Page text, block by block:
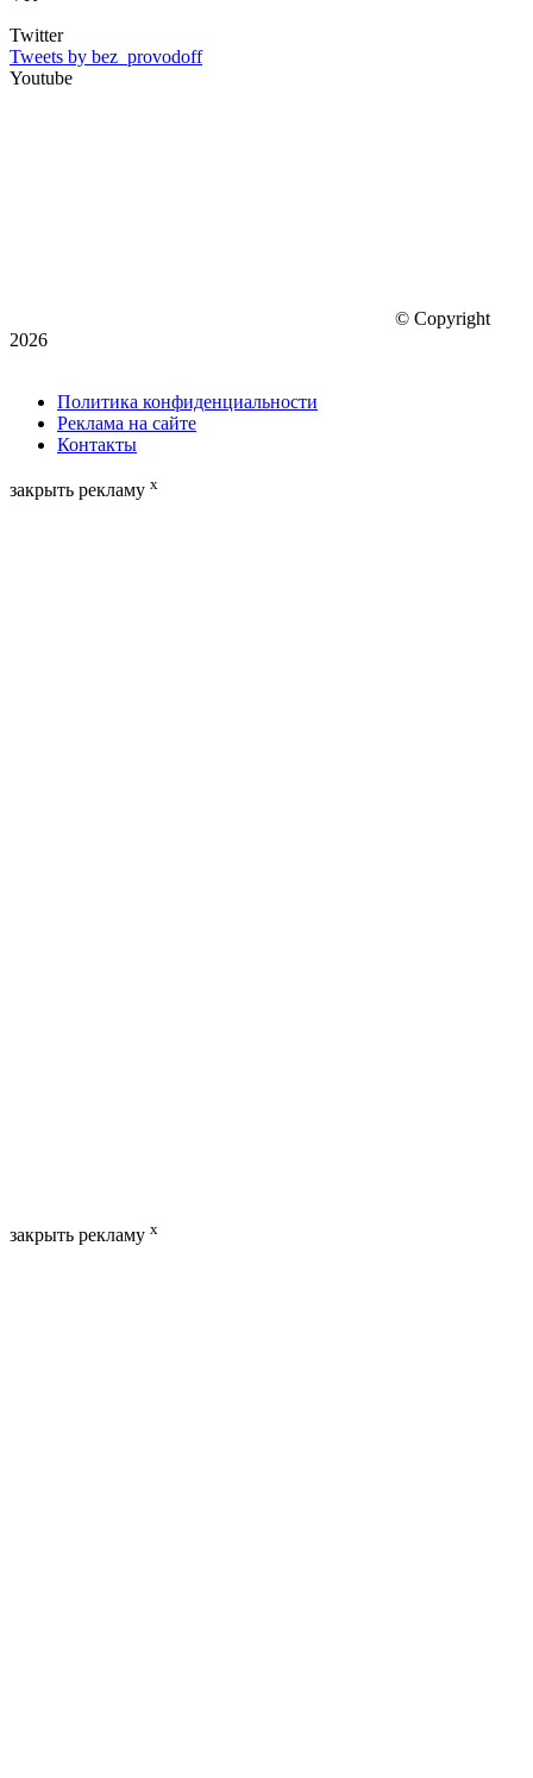
Twitter
Tweets by bez_provodoff
Youtube
© Copyright
2026
Политика конфиденциальности
Реклама на сайте
Контакты
закрыть рекламу x
закрыть рекламу x